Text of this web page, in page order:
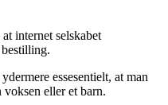
internet selskabet
essesentielt, at man
eller et barn.